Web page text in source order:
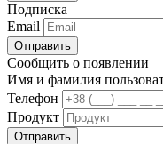
Подписка
Email
Отправить
Сообщить о появлении
Имя и фамилия
Телефон
Продукт
Отправить